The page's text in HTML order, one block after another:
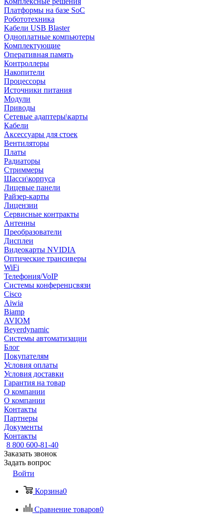
Платформы на базе SoC
Робототехника
Кабели USB Blaster
Одноплатные компьютеры
Комплектующие
Оперативная память
Контроллеры
Накопители
Процессоры
Источники питания
Модули
Приводы
Сетевые адаптеры\карты
Кабели
Аксессуары для стоек
Вентиляторы
Платы
Радиаторы
Стриммеры
Шасси\корпуса
Лицевые панели
Райзер-карты
Лицензии
Сервисные контракты
Антенны
Преобразователи
Дисплеи
Видеокарты NVIDIA
Оптические трансиверы
WiFi
Телефония/VoIP
Системы конференцсвязи
Cisco
Aiwia
Biamp
AVIOM
Beyerdynamic
Системы автоматизации
Блог
Покупателям
Условия оплаты
Условия доставки
Гарантия на товар
О компании
О компании
Контакты
Партнеры
Документы
Контакты
8 800 600-81-40
Заказать звонок
Задать вопрос
Войти
Корзина0
Сравнение товаров0